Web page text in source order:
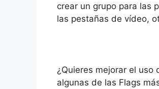
crear un grupo para las
las pestañas de vídeo,
¿Quieres mejorar el uso
algunas de las Flags